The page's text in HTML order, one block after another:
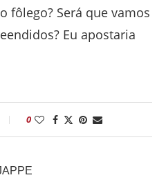
fôlego? Será que vamos
Eu apostaria
0